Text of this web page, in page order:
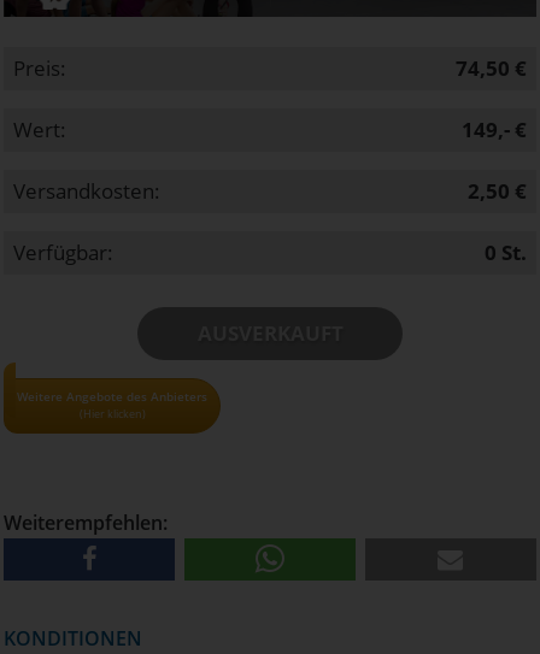
Preis: 74,50 €
Wert: 149,- €
Versandkosten: 2,50 €
Verfügbar: 0 St.
Weitere Angebote des Anbieters
(Hier klicken)
• Alle Gutscheine und Tickets nur solange der Vorrat reicht!
• Pro Haushalt kann maximal 1 Gutschein bestellt werden
Weiterempfehlen:
KONDITIONEN